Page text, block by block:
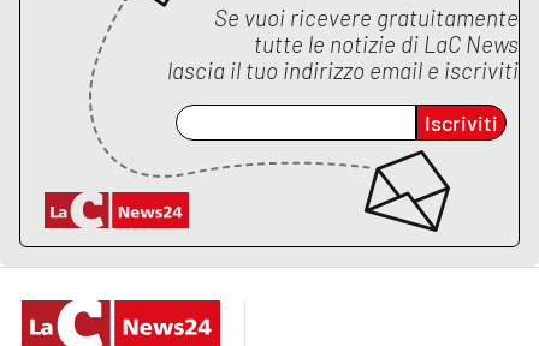
Se vuoi ricevere gratuitamente
tutte le notizie di LaC News
lascia il tuo indirizzo email e iscriviti
Iscriviti